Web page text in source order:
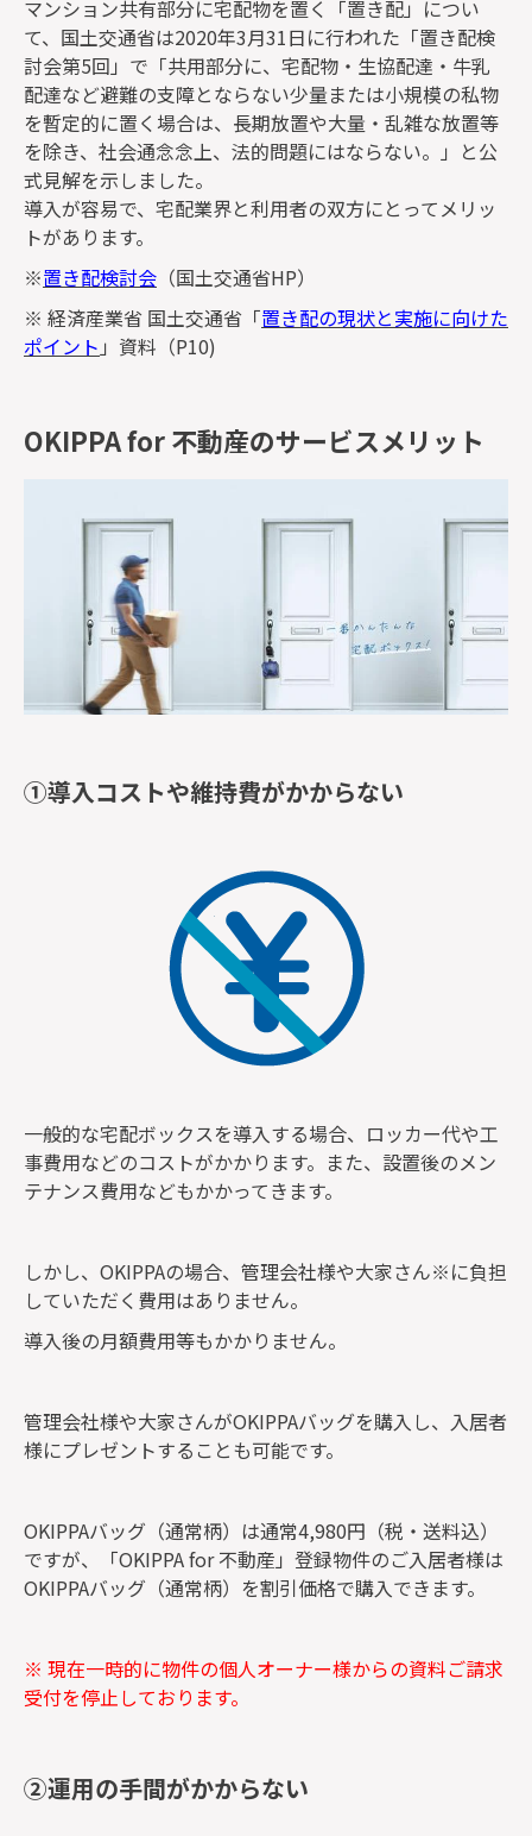
マンション共有部分に宅配物を置く「置き配」につい
て、国土交通省は2020年3月31日に行われた「置き配検
討会第5回」で「共用部分に、宅配物・生協配達・牛乳
配達など避難の支障とならない少量または小規模の私物
を暫定的に置く場合は、長期放置や大量・乱雑な放置等
を除き、社会通念念上、法的問題にはならない。」と公
式見解を示しました。
導入が容易で、宅配業界と利用者の双方にとってメリッ
トがあります。
※置き配検討会 （国土交通省HP）
※ 経済産業省 国土交通省「置き配の現状と実施に向けた
ポイント 」資料（P10)
OKIPPA for 不動産のサービスメリット
①導入コストや維持費がかからない
一般的な宅配ボックスを導入する場合、ロッカー代や工
事費用などのコストがかかります。また、設置後のメン
テナンス費用などもかかってきます。
しかし、OKIPPAの場合、管理会社様や大家さん※に負担
していただく費用はありません。
導入後の月額費用等もかかりません。
管理会社様や大家さんがOKIPPAバッグを購入し、入居者
様にプレゼントすることも可能です。
OKIPPAバッグ（通常柄）は通常4,980円（税・送料込）
ですが、「OKIPPA for 不動産」登録物件のご入居者様は
OKIPPAバッグ（通常柄）を割引価格で購入できます。
※ 現在一時的に物件の個人オーナー様からの資料ご請求
受付を停止しております。
②運用の手間がかからない